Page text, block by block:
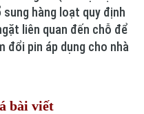
hàng loạt quy định
liên quan đến chỗ để
đổi pin áp dụng cho nhà
bài viết